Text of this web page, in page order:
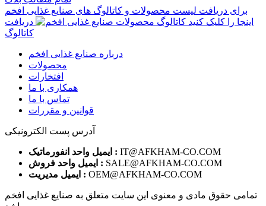
برای دریافت لیست محصولات و کاتالوگ های صنایع غذایی افخم
اینجا را کلیک کنید
دریافت
کاتالوگ
درباره صنایع غذایی افخم
محصولات
افتخارات
همکاری با ما
تماس با ما
قوانین و مقررات
آدرس پست الکترونیکی
ايميل واحد انفورماتيک : IT@AFKHAM-CO.COM
ايميل واحد فروش : SALE@AFKHAM-CO.COM
ايميل مديريت : OEM@AFKHAM-CO.COM
تمامی حقوق مادی و معنوی این سایت متعلق به صنایع غذایی افخم